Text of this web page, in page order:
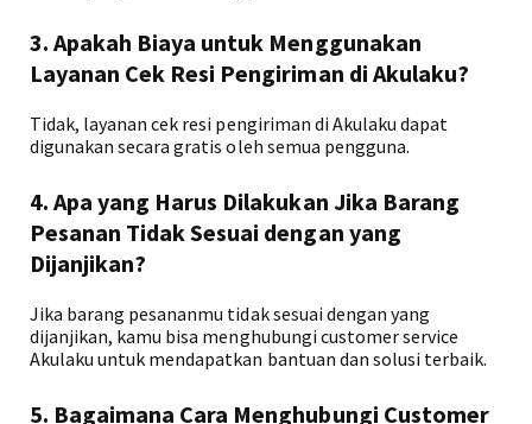
3. Apakah Biaya untuk Menggunakan
Layanan Cek Resi Pengiriman di Akulaku?
Tidak, layanan cek resi pengiriman di Akulaku dapat
digunakan secara gratis oleh semua pengguna.
4. Apa yang Harus Dilakukan Jika Barang
Pesanan Tidak Sesuai dengan yang
Dijanjikan?
Jika barang pesananmu tidak sesuai dengan yang
dijanjikan, kamu bisa menghubungi customer service
Akulaku untuk mendapatkan bantuan dan solusi terbaik.
5. Bagaimana Cara Menghubungi Customer